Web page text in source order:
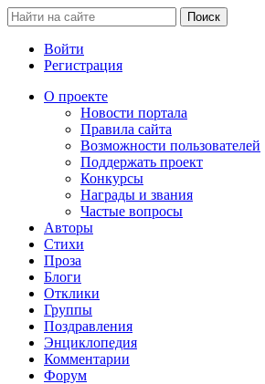
Войти
Регистрация
О проекте
Новости портала
Правила сайта
Возможности пользователей
Поддержать проект
Конкурсы
Награды и звания
Частые вопросы
Авторы
Стихи
Проза
Блоги
Отклики
Группы
Поздравления
Энциклопедия
Комментарии
Форум